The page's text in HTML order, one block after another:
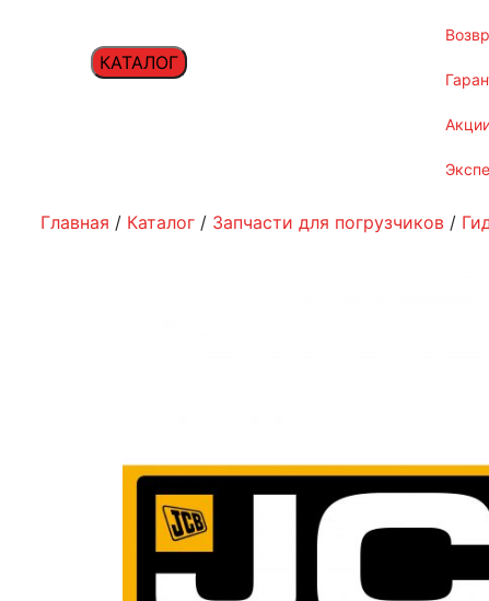
КАТАЛОГ
Главная / Каталог / Запчасти для погрузчиков /